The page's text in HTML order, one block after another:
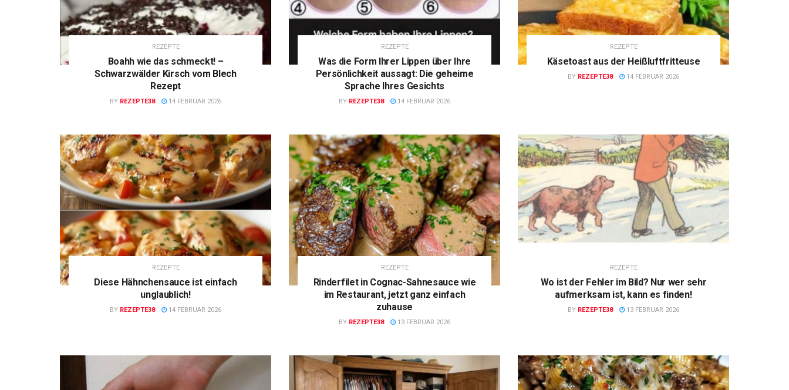
REZEPTE
Boahh wie das schmeckt! –
Schwarzwälder Kirsch vom Blech
Rezept
BY REZEPTE38 14 FEBRUAR 2026
REZEPTE
Was die Form Ihrer Lippen über Ihre
Persönlichkeit aussagt: Die geheime
Sprache Ihres Gesichts
BY REZEPTE38 14 FEBRUAR 2026
REZEPTE
Käsetoast aus der Heißluftfritteuse
BY REZEPTE38 14 FEBRUAR 2026
REZEPTE
Diese Hähnchensauce ist einfach
unglaublich!
BY REZEPTE38 14 FEBRUAR 2026
REZEPTE
Rinderfilet in Cognac-Sahnesauce wie
im Restaurant, jetzt ganz einfach
zuhause
BY REZEPTE38 13 FEBRUAR 2026
REZEPTE
Wo ist der Fehler im Bild? Nur wer sehr
aufmerksam ist, kann es finden!
BY REZEPTE38 13 FEBRUAR 2026